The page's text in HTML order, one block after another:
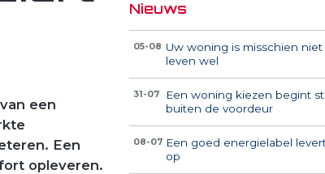
een
Een
opleveren.
Nieuws
05-08 Uw woning is misschien
leven wel
31-07
Een woning kiezen begint
buiten de voordeur
08-07 Een goed energielabel
op